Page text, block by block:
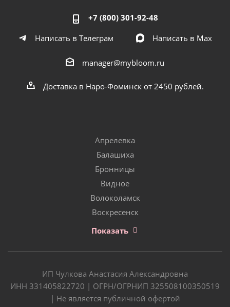
+7 (800) 301-92-48
Написать в Телеграм
Написать в Мах
manager@mybloom.ru
Доставка в Наро-Фоминск от 2450 рублей.
Апрелевка
Балашиха
Бронницы
Видное
Волоколамск
Воскресенск
Показать
ИП Чулкова Анастасия Александровна
ИНН 331405822720 | ОГРН/ОГРНИП 325508100350519
| Не является публичной офертой